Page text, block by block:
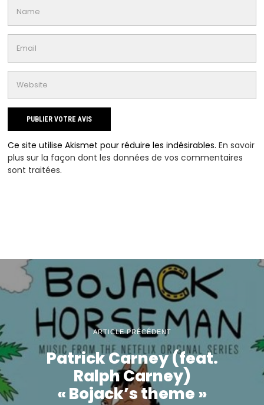
Ce site utilise Akismet pour réduire les indésirables.En savoir
plus sur la façon dont les données de vos commentaires
sont traitées.
ARTICLE PRÉCÉDENT
Patrick Carney (feat.
Ralph Carney)
« Bojack’s theme »